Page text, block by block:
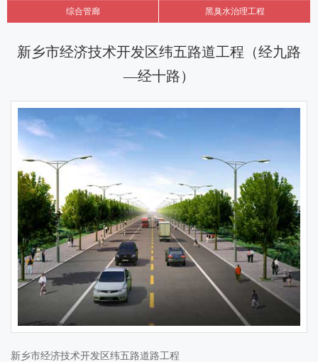
综合管廊 黑臭水治理工程
新乡市经济技术开发区纬五路道工程（经九路
—经十路）
新乡市经济技术开发区纬五路道路工程